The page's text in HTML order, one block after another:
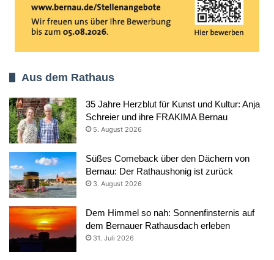
Aus dem Rathaus
35 Jahre Herzblut für Kunst und Kultur: Anja
Schreier und ihre FRAKIMA Bernau
5. August 2026
Süßes Comeback über den Dächern von
Bernau: Der Rathaushonig ist zurück
3. August 2026
Dem Himmel so nah: Sonnenfinsternis auf
dem Bernauer Rathausdach erleben
31. Juli 2026